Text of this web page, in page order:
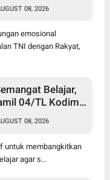
Tali Kasih
Usia 97 Tahun
08, 2026
emosional
TNI dengan Rakyat,
Belajar,
04/TL Kodim
bagi
SMK
08, 2026
untuk membangkitkan
agar s...